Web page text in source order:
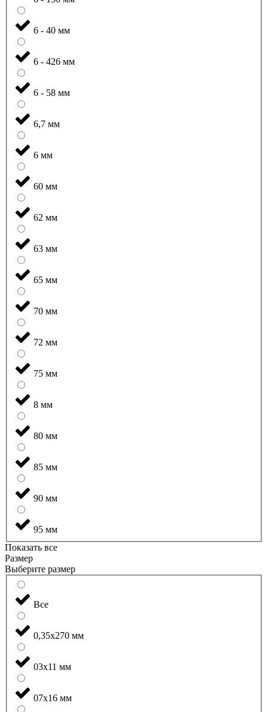
6 - 40 мм
6 - 426 мм
6 - 58 мм
6,7 мм
6 мм
60 мм
62 мм
63 мм
65 мм
70 мм
72 мм
75 мм
8 мм
80 мм
85 мм
90 мм
95 мм
Показать все
Размер
Выберите размер
Все
0,35x270 мм
03x11 мм
07x16 мм